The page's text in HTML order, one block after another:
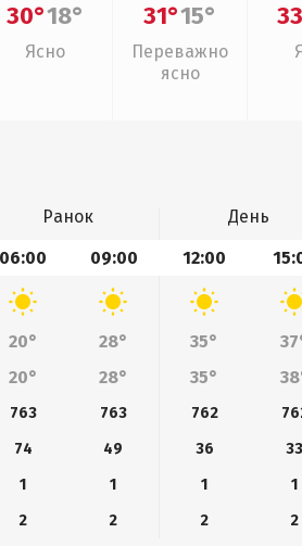
30°18°
Ясно
31°15°
Переважно
ясно
Ранок День
06:00 09:00 12:00
20° 28° 35°
20° 28° 35°
763 763 762
74 49 36 33
1 1 1 1
2 2 2 2